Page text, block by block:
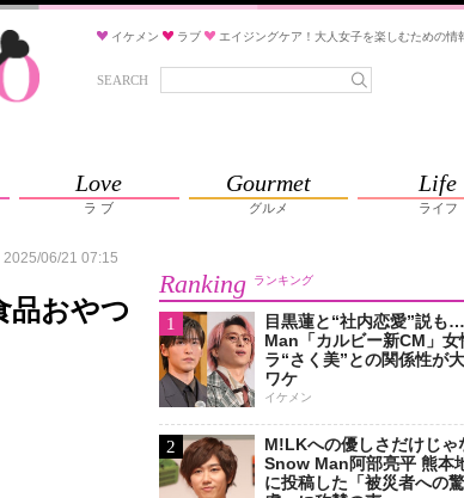
イケメン ラブ エイジングケア！大人女子を楽しむための情
SEARCH
Love
ラ ブ
Gourmet
グルメ
Life
ライフ
2025/06/21 07:15
品おやつ
Ranking ランキング
1
目黒蓮と“社内恋愛”説も
Man「カルビー新CM」女
ラ“さく美”との関係性が
ワケ
イケメン
2
M!LKへの優しさだけじ
Snow Man阿部亮平 熊本
に投稿した「被災者への